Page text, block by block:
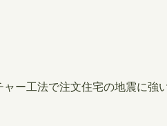
ー工法で注文住宅の地震に強